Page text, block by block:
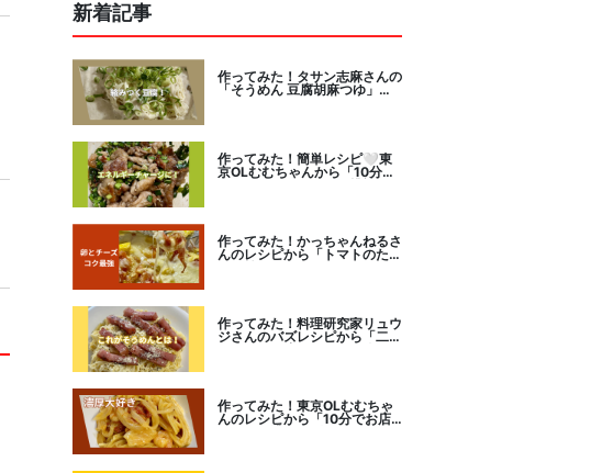
新着記事
作ってみた！タサン志麻さんの
「そうめん 豆腐胡麻つゆ」を
作ってみた！簡単レシピ🤍東
京OLむむちゃんから「10分で
作ってみた！かっちゃんねるさ
んのレシピから「トマトのたま
作ってみた！料理研究家リュウ
ジさんのバズレシピから「二度
作ってみた！東京OLむむちゃ
んのレシピから「10分でお店